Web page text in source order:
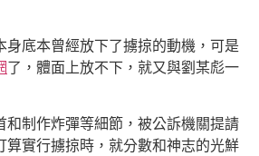
底本曾經放下了擄掠的動機，可是
了，體面上放不下，就又與劉某彪一
制作炸彈等細節，被公訴機關提請
算實行擄掠時，就分數和神志的光鮮